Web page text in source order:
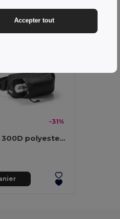
-31%
Sac de taille en 300D polyester recyclé et 600D polyester recyclé avec éléments réfléchissants
Accepter tout